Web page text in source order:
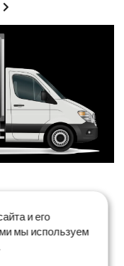
и его
мы используем